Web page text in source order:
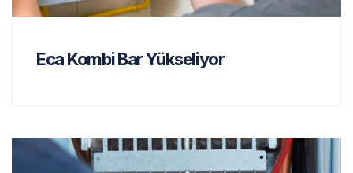
Eca Kombi Bar Yükseliyor